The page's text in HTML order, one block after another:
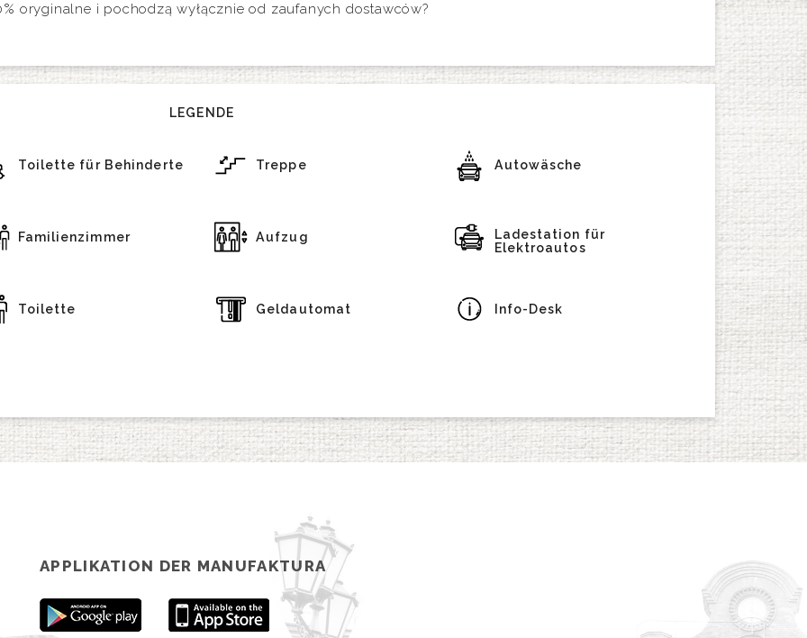
oryginalne i pochodzą wyłącznie od zaufanych dostawców?
LEGENDE
Toilette für Behinderte Treppe Autowäsche
Familienzimmer Aufzug
Ladestation für
Elektroautos
Toilette Geldautomat Info-Desk
APPLIKATION DER MANUFAKTURA